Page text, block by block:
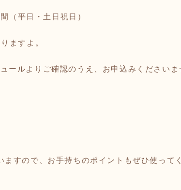
（平日・土日祝日）
ますよ。
ールよりご確認のうえ、お申込みくださいま
すので、お手持ちのポイントもぜひ使って